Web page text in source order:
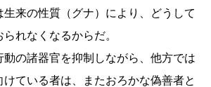
来の性質（グナ）により、どうして
れなくなるからだ。
の諸器官を抑制しながら、他方では
ている者は、またおろかな偽善者と